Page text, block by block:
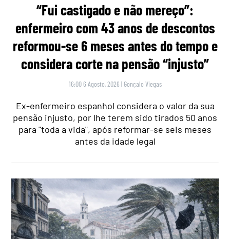
“Fui castigado e não mereço”:
enfermeiro com 43 anos de descontos
reformou-se 6 meses antes do tempo e
considera corte na pensão “injusto”
16:00 6 Agosto, 2026 | Gonçalo Viegas
Ex-enfermeiro espanhol considera o valor da sua
pensão injusto, por lhe terem sido tirados 50 anos
para "toda a vida", após reformar-se seis meses
antes da idade legal